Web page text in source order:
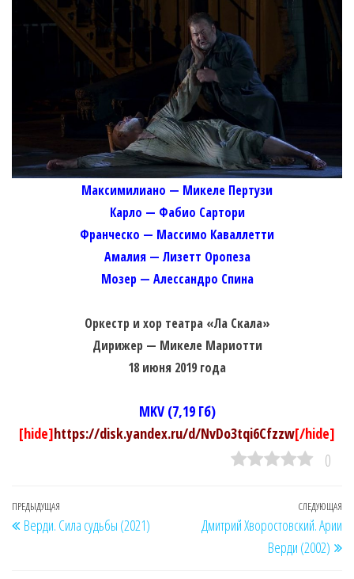
Максимилиано — Микеле Пертузи
Карло — Фабио Сартори
Франческо — Массимо Каваллетти
Амалия — Лизетт Оропеза
Мозер — Алессандро Спина
Оркестр и хор театра «Ла Скала»
Дирижер — Микеле Мариотти
18 июня 2019 года
MKV (7,19 Гб)
[hide]https://disk.yandex.ru/d/NvDo3tqi6Cfzzw[/hide]
0
Навигация
по
Предыдущая
запись
ПРЕДЫДУЩАЯ
Верди. Сила судьбы (2021)
СЛЕДУЮЩАЯ
Дмитрий Хворостовский. Арии
Верди (2002)